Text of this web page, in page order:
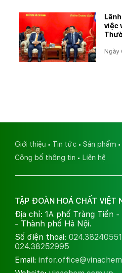
việc
đẩy
Ngày
Giới thiệu Tin tức Sản phẩm
Công bố thông tin
Liên hệ
TẬP ĐOÀN HOÁ CHẤT VIỆT
Địa chỉ: 1A phố Tràng Tiền -
- Thành phố Hà Nội.
Số điện thoại: 024.38240551
024.38252995
Email: